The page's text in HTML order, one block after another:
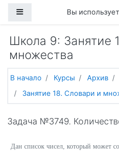
Боковая панель
Вы
Школа 9: Занятие
множества
В начало Курсы Архив
Занятие 18. Словари и
Задача №3749.
Дан список чисел, который может